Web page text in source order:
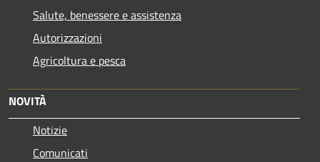
Salute, benessere e assistenza
Autorizzazioni
Agricoltura e pesca
NOVITÀ
Notizie
Comunicati